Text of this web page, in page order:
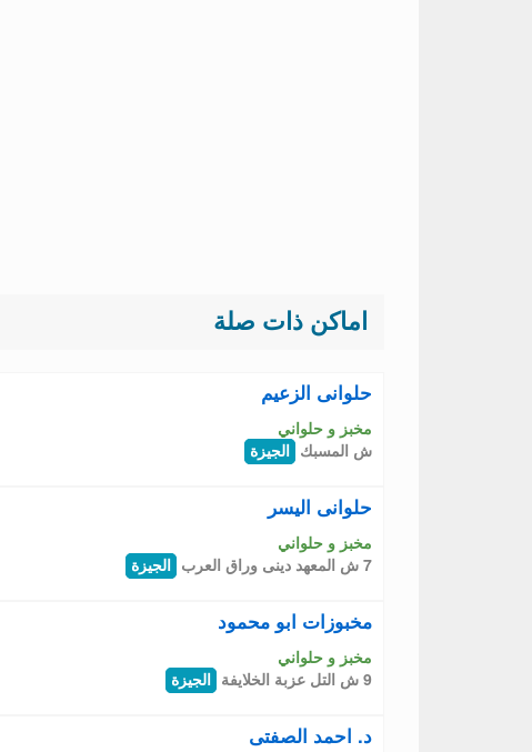
اماكن ذات صلة
حلوانى الزعيم
مخبز و حلواني
ش المسبك
الجيزة
حلوانى اليسر
مخبز و حلواني
7 ش المعهد دينى وراق العرب
الجيزة
مخبوزات ابو محمود
مخبز و حلواني
9 ش التل عزبة الخلايفة
الجيزة
د. احمد الصفتى